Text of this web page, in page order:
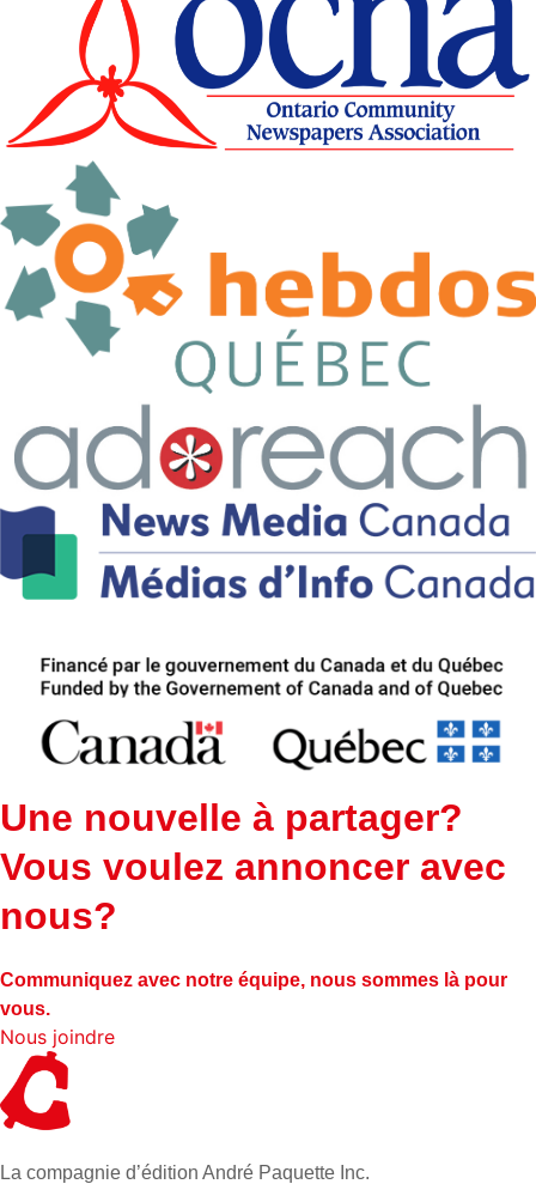
Une nouvelle à partager?
Vous voulez annoncer avec
nous?
Communiquez avec notre équipe, nous sommes là pour
vous.
Nous joindre
La compagnie d’édition André Paquette Inc.